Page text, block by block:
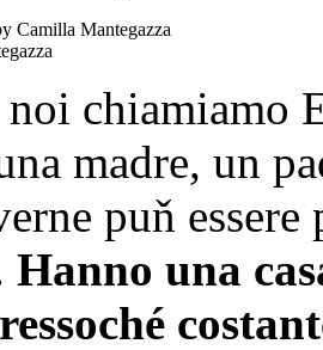
chiamiamo
madre, un
puň
Hanno una